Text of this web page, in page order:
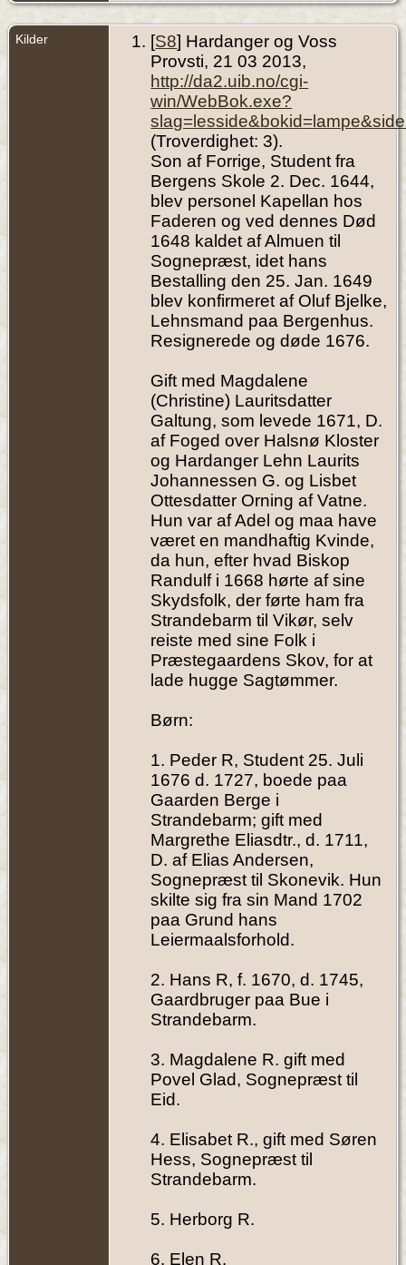
Kilder [S8] Hardanger og Voss
Provsti, 21 03 2013,
http://da2.uib.no/cgi-
win/WebBok.exe?
(Troverdighet: 3).
Son af Forrige, Student fra
Bergens Skole 2. Dec. 1644,
blev personel Kapellan hos
Faderen og ved dennes Død
1648 kaldet af Almuen til
Sognepræst, idet hans
Bestalling den 25. Jan. 1649
blev konfirmeret af Oluf Bjelke,
Lehnsmand paa Bergenhus.
Resignerede og døde 1676.
Gift med Magdalene
(Christine) Lauritsdatter
Galtung, som levede 1671, D.
af Foged over Halsnø Kloster
og Hardanger Lehn Laurits
Johannessen G. og Lisbet
Ottesdatter Orning af Vatne.
Hun var af Adel og maa have
været en mandhaftig Kvinde,
da hun, efter hvad Biskop
Randulf i 1668 hørte af sine
Skydsfolk, der førte ham fra
Strandebarm til Vikør, selv
reiste med sine Folk i
Præstegaardens Skov, for at
lade hugge Sagtømmer.
Børn:
1. Peder R, Student 25. Juli
1676 d. 1727, boede paa
Gaarden Berge i
Strandebarm; gift med
Margrethe Eliasdtr., d. 1711,
D. af Elias Andersen,
Sognepræst til Skonevik. Hun
skilte sig fra sin Mand 1702
paa Grund hans
Leiermaalsforhold.
2. Hans R, f. 1670, d. 1745,
Gaardbruger paa Bue i
Strandebarm.
3. Magdalene R. gift med
Povel Glad, Sognepræst til
Eid.
4. Elisabet R., gift med Søren
Hess, Sognepræst til
Strandebarm.
5. Herborg R.
6. Elen R.